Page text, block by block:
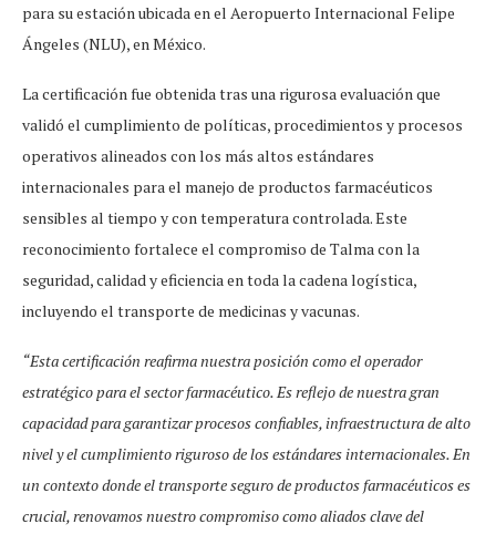
para su estación ubicada en el Aeropuerto Internacional Felipe
Ángeles (NLU), en México.
La certificación fue obtenida tras una rigurosa evaluación que
validó el cumplimiento de políticas, procedimientos y procesos
operativos alineados con los más altos estándares
internacionales para el manejo de productos farmacéuticos
sensibles al tiempo y con temperatura controlada. Este
reconocimiento fortalece el compromiso de Talma con la
seguridad, calidad y eficiencia en toda la cadena logística,
incluyendo el transporte de medicinas y vacunas.
“Esta certificación reafirma nuestra posición como el operador
estratégico para el sector farmacéutico. Es reflejo de nuestra gran
capacidad para garantizar procesos confiables, infraestructura de alto
nivel y el cumplimiento riguroso de los estándares internacionales. En
un contexto donde el transporte seguro de productos farmacéuticos es
crucial, renovamos nuestro compromiso como aliados clave del